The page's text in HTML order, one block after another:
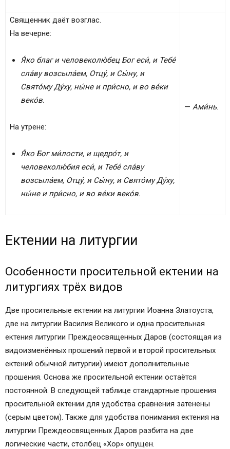
Священник даёт возглас.
На вечерне:
Я́ко благ и человеколю́бец Бог еси́, и Тебе́
сла́ву возсыла́ем, Отцу́, и Сы́ну, и
Свято́му Ду́ху, ны́не и при́сно, и во ве́ки
веко́в.
На утрене:
Я́ко Бог ми́лости, и щедро́т, и
человеколю́бия еси́, и Тебе́ сла́ву
возсыла́ем, Отцу́, и Сы́ну, и Свято́му Ду́ху,
ны́не и при́сно, и во ве́ки веко́в.
— Ами́нь.
Ектении на литургии
Особенности просительной ектении на
литургиях трёх видов
Две просительные ектении на литургии Иоанна Златоуста,
две на литургии Василия Великого и одна просительная
ектения литургии Преждеосвященных Даров (состоящая из
видоизменённых прошений первой и второй просительных
ектений обычной литургии) имеют дополнительные
прошения. Основа же просительной ектении остаётся
постоянной. В следующей таблице стандартные прошения
просительной ектении для удобства сравнения затенены
(серым цветом). Также для удобства понимания ектения на
литургии Преждеосвященных Даров разбита на две
логические части, столбец «Хор» опущен.